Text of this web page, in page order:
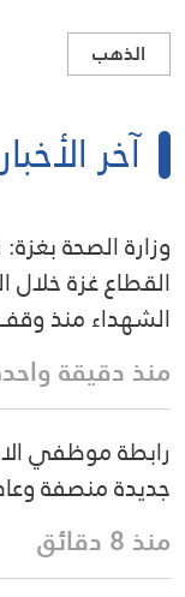
الذهب
آخر الأخبار
وزارة الصحة
القطاع غزة خلال
الشهداء منذ وقف
منذ دقيقة
رابطة موظفي
جديدة منصفة
منذ 8 دقائق